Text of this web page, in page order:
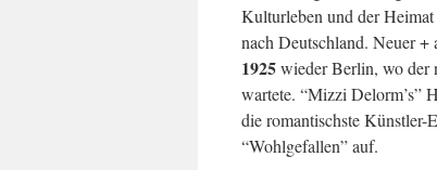
Kulturleben und der Heimat
nach Deutschland. Neuer
1925wieder Berlin, wo der
wartete. “Mizzi Delorm’s”
die romantischste Künstler-
“Wohlgefallen” auf.